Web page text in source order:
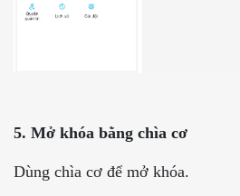
5. Mở khóa bằng chìa cơ
Dùng chìa cơ để mở khóa.